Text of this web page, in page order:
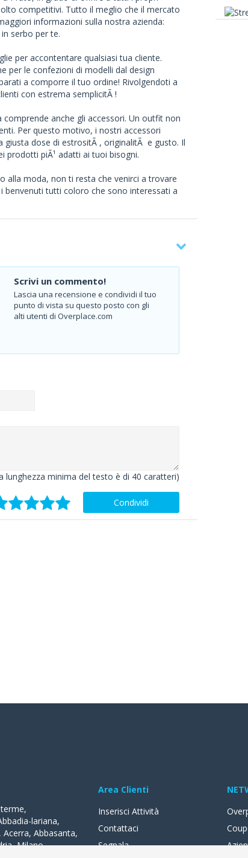
competitivi. Tutto il meglio che il mercato
informazioni sulla nostra azienda:
serbo per te.
per accontentare qualsiasi tua cliente.
per le confezioni di modelli dal design
a comporre il tuo ordine! Rivolgendoti a
con estrema semplicitÃ !
comprende anche gli accessori. Un outfit non
Per questo motivo, i nostri accessori
dose di estrositÃ , originalitÃ e gusto. Il
prodotti piÃ¹ adatti ai tuoi bisogni.
alla moda, non ti resta che venirci a trovare
benvenuti tutti coloro che sono interessati a
Scrivi un commento!
Lascia una recensione e condividi il tuo
punto di vista su questo posto con gli
alti utenti di Overplace.com
lunghezza minima del testo è di 40 caratteri)
Condividi
,
lariana,
, Acerra, Abbasanta,
,Milano,
Area Clienti
Inserisci Attività
Contattaci
Segnala